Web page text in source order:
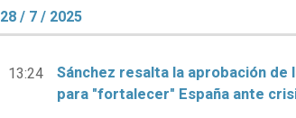
28 / 7 / 2025
13:24
Sánchez resalta la aprobación de
para "fortalecer" España ante